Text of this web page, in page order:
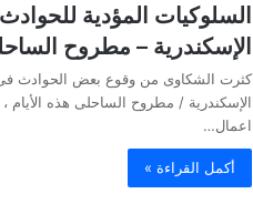
السلوكيات المؤدية
الإسكندرية – مطروح
كثرت الشكاوى من وقوع بعض الحوادث
الإسكندرية / مطروح الساحلى هذه الأيام ،
اعمال…
أكمل القراءة »